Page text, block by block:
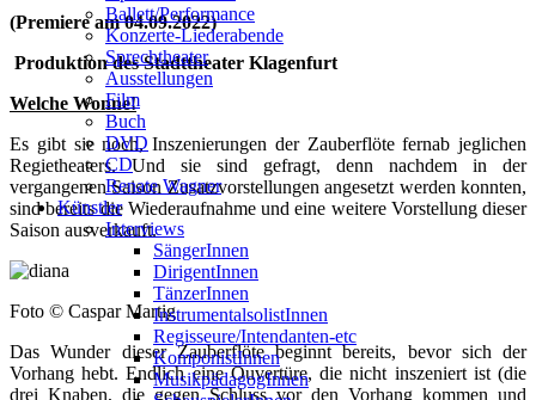
Ballett/Performance
Konzerte-Liederabende
Sprechtheater
Ausstellungen
Film
Buch
DVD
CD
Renate Wagner
Künstler
Interviews
SängerInnen
DirigentInnen
TänzerInnen
InstrumentalsolistInnen
Regisseure/Intendanten-etc
KomponistInnen
MusikpädagogInnen
(Premiere am 04.09.2022)
Produktion des Stadttheater Klagenfurt
Welche Wonne!
Es gibt sie noch, Inszenierungen der Zauberflöte fernab jeglichen
Regietheaters. Und sie sind gefragt, denn nachdem in der
vergangenen Saison Zusatzvorstellungen angesetzt werden konnten,
sind bereits die Wiederaufnahme und eine weitere Vorstellung dieser
Saison ausverkauft.
Foto © Caspar Martig
Das Wunder dieser Zauberflöte beginnt bereits, bevor sich der
Vorhang hebt. Endlich eine Ouvertüre, die nicht inszeniert ist (die
drei Knaben, die gegen Schluss vor den Vorhang kommen und